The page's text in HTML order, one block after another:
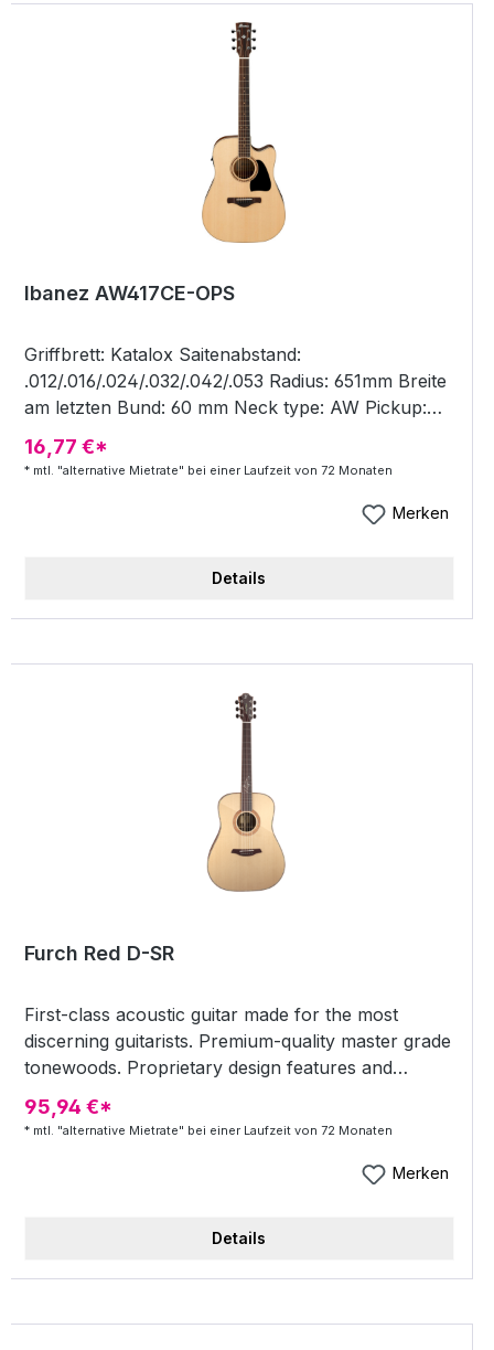
Ibanez AW417CE-OPS
Griffbrett: Katalox Saitenabstand:
.012/.016/.024/.032/.042/.053 Radius: 651mm Breite
am letzten Bund: 60 mm Neck type: AW Pickup:
Ibanez AEQ-TP2 preamp w/Onboard tuner
Factory tuning: 1E,2B,3G,4D,5A,6E Dicke am 12
Stimmmeachaniken: Chrome Die-cast tuners
16,77 €*
* mtl. "alternative Mietrate" bei einer Laufzeit von 72 Monaten
Merken
Details
Furch Red D-SR
First-class acoustic guitar made for the most
discerning guitarists. Premium-quality master grade
tonewoods. Proprietary design features and
production technologies, including soundboard
and backplate voicing, the revolutionary Furch
Finish. Luxury appearance featuring a distinctive
headstock binding with a contrasting line, and an
Hiscox hardshell case. The Red Series is the top
95,94 €*
* mtl. "alternative Mietrate" bei einer Laufzeit von 72 Monaten
Merken
Details